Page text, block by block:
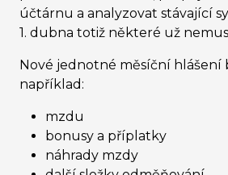
účtárnu a analyzovat stávající
1. dubna totiž některé už
Nové jednotné měsíční hlášení
například:
mzdu
bonusy a příplatky
náhrady mzdy